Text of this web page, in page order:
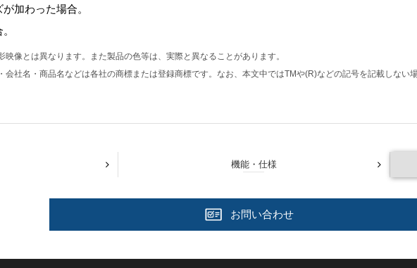
加わった場合。
像とは異なります。また製品の色等は、実際と異なることがあります。
会社名・商品名などは各社の商標または登録商標です。なお、本文中ではTMや(R)などの記号を記載しない場
機能・仕様
お問い合わせ